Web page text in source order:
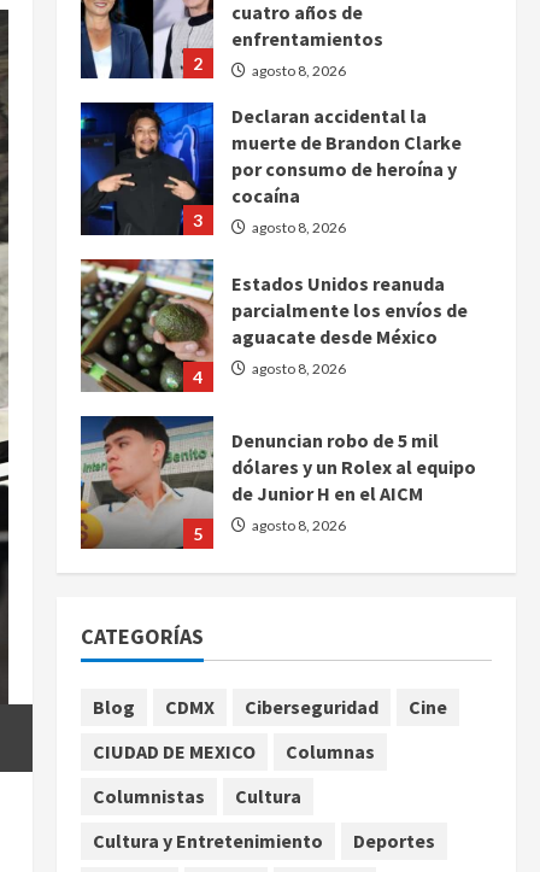
2
cuatro años de
enfrentamientos
agosto 8, 2026
3
Declaran accidental la
muerte de Brandon Clarke
por consumo de heroína y
cocaína
agosto 8, 2026
4
Estados Unidos reanuda
parcialmente los envíos de
aguacate desde México
agosto 8, 2026
5
Denuncian robo de 5 mil
dólares y un Rolex al equipo
de Junior H en el AICM
agosto 8, 2026
desafíos
agosto 8, 2026
2
México y Perú restablecen
cuatro años de
CATEGORÍAS
Blog CDMX Ciberseguridad
Cine
CIUDAD DE MEXICO
Columnas
Columnistas
Cultura
Cultura y Entretenimiento
Deportes